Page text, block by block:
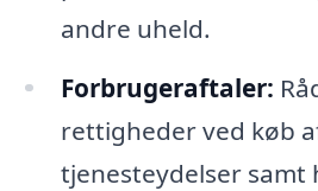
andre uheld.
Forbrugeraftaler:
rettigheder ved køb
tjenesteydelser samt